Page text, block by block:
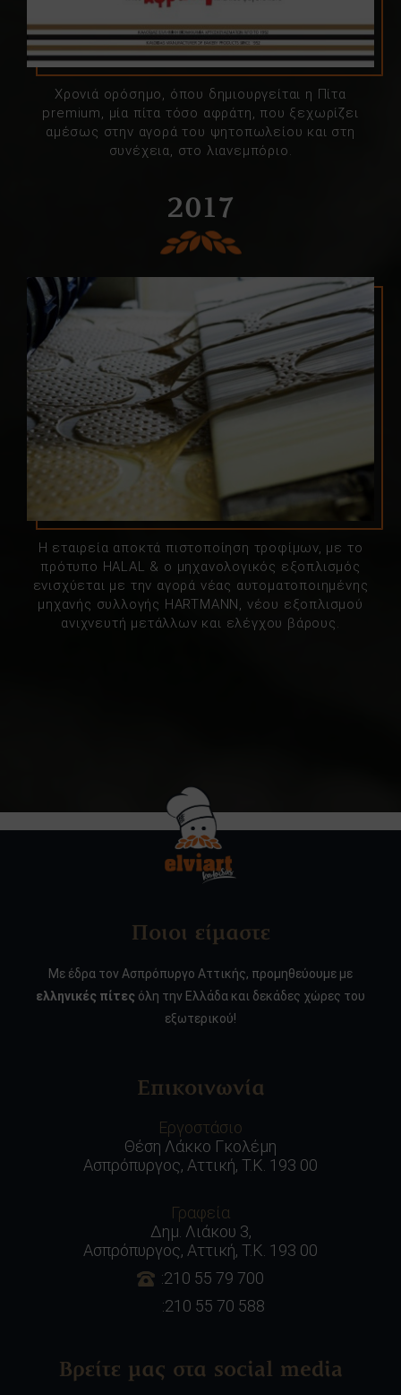
Χρονιά ορόσημο, όπου δημιουργείται η Πίτα
premium, μία πίτα τόσο αφράτη, που ξεχωρίζει
αμέσως στην αγορά του ψητοπωλείου και στη
συνέχεια, στο λιανεμπόριο.
Η εταιρεία αποκτά πιστοποίηση τροφίμων, με το
πρότυπο HALAL & ο μηχανολογικός εξοπλισμός
ενισχύεται με την αγορά νέας αυτοματοποιημένης
μηχανής συλλογής HARTMANN, νέου εξοπλισμού
ανιχνευτή μετάλλων και ελέγχου βάρους.
2017
Ποιοι είμαστε
Με έδρα τον Ασπρόπυργο Αττικής, προμηθεύουμε με
ελληνικές πίτες όλη την Ελλάδα και δεκάδες χώρες του
εξωτερικού!
Επικοινωνία
Εργοστάσιο
Θέση Λάκκο Γκολέμη
Ασπρόπυργος, Αττική, Τ.Κ. 193 00
Γραφεία
Δημ. Λιάκου 3,
Ασπρόπυργος, Αττική, Τ.Κ. 193 00
:210 55 79 700
:210 55 70 588
Βρείτε μας στα social media